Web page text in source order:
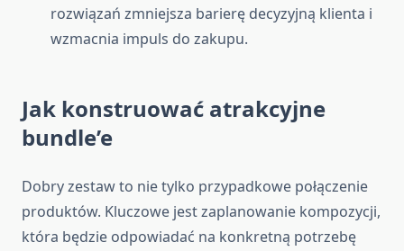
rozwiązań zmniejsza barierę decyzyjną klienta i
wzmacnia impuls do zakupu.
Jak konstruować atrakcyjne
bundle’e
Dobry zestaw to nie tylko przypadkowe połączenie
produktów. Kluczowe jest zaplanowanie kompozycji,
która będzie odpowiadać na konkretną potrzebę